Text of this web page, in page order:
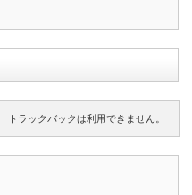
トラックバックは利用できません。